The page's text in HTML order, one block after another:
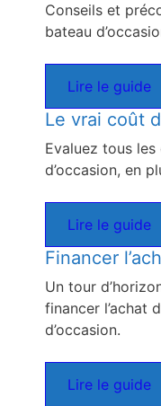
Conseils et
bateau
Lire le guide
Le vrai coût
Evaluez tous les
d’occasion, en
Lire le guide
Financer
Un tour
financer l’achat
d’occasion.
Lire le guide